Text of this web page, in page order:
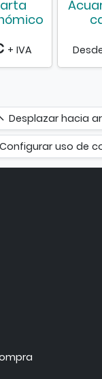
+ IVA
Desplazar
hacia
arriba
Desplazar hacia
Configurar uso de